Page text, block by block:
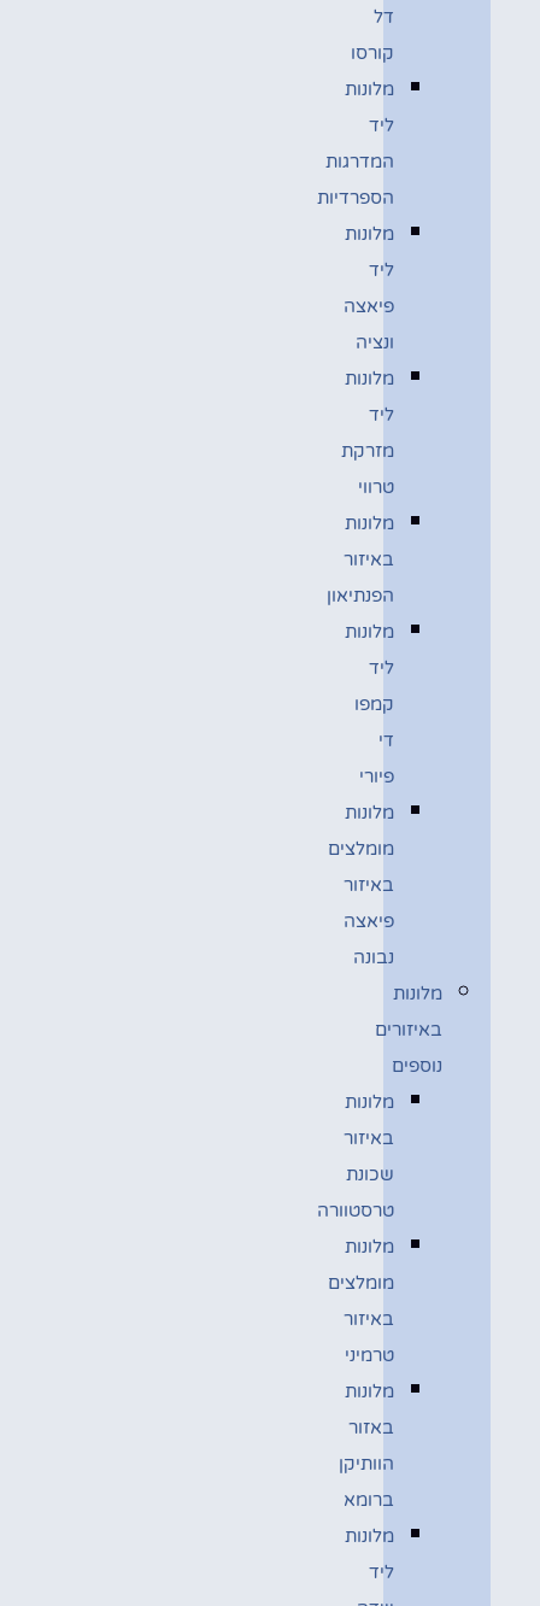
דל
קורסו
מלונות
ליד
המדרגות
הספרדיות
מלונות
ליד
פיאצה
ונציה
מלונות
ליד
מזרקת
טרווי
מלונות
באיזור
הפנתיאון
מלונות
ליד
קמפו
די
פיורי
מלונות
מומלצים
באיזור
פיאצה
נבונה
מלונות
באיזורים
נוספים
מלונות
באיזור
שכונת
טרסטוורה
מלונות
מומלצים
באיזור
טרמיני
מלונות
באזור
הוותיקן
ברומא
מלונות
ליד